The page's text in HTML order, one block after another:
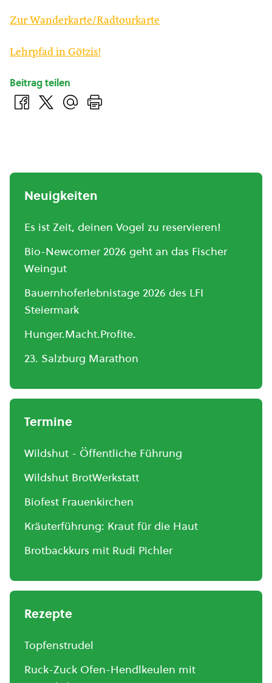
Zur Wanderkarte/Radtourkarte
Lehrpfad in Götzis!
Beitrag teilen
Neuigkeiten
Es ist Zeit, deinen Vogel zu reservieren!
Bio-Newcomer 2026 geht an das Fischer
Weingut
Bauernhoferlebnistage 2026 des LFI
Steiermark
Hunger.Macht.Profite.
23. Salzburg Marathon
Termine
Wildshut - Öffentliche Führung
Wildshut BrotWerkstatt
Biofest Frauenkirchen
Kräuterführung: Kraut für die Haut
Brotbackkurs mit Rudi Pichler
Rezepte
Topfenstrudel
Ruck-Zuck Ofen-Hendlkeulen mit